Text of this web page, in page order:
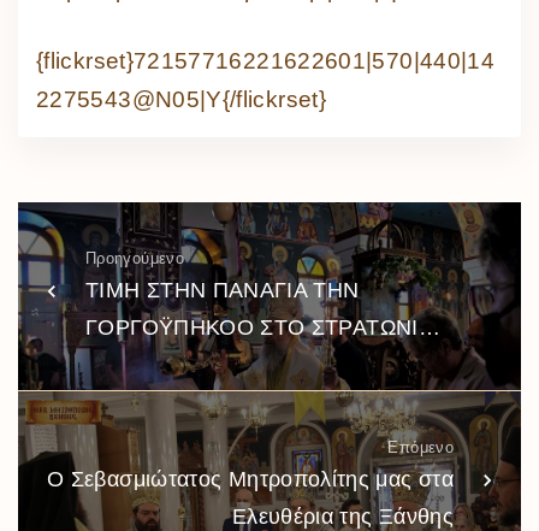
{flickrset}72157716221622601|570|440|14
2275543@N05|Y{/flickrset}
Προηγούμενο
ΤΙΜΗ ΣΤΗΝ ΠΑΝΑΓΙΑ ΤΗΝ
ΓΟΡΓΟΫΠΗΚΟΟ ΣΤΟ ΣΤΡΑΤΩΝΙ…
Επόμενο
Ο Σεβασμιώτατος Μητροπολίτης μας στα
Ελευθέρια της Ξάνθης